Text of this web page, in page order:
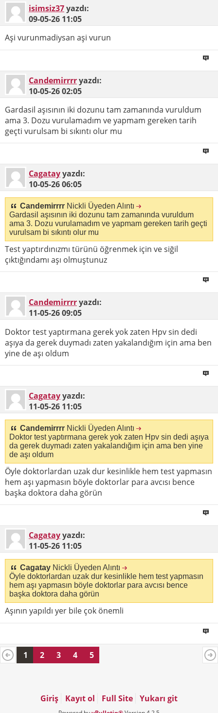
isimsiz37yazdı:
09-05-26 11:05
Aşi vurunmadiysan aşi vurun
Candemirrrryazdı:
10-05-2602:05
Gardasil aşısının iki dozunu tam zamanında vuruldum
ama 3. Dozu vurulamadım ve yapmam gereken tarih
geçti vurulsam bi sıkıntı olur mu
Cagatayyazdı:
10-05-2606:05
Candemirrrr Nickli Üyeden Alıntı
Gardasil aşısının iki dozunu tam zamanında vuruldum
ama 3. Dozu vurulamadım ve yapmam gereken tarih geçti
vurulsam bi sıkıntı olur mu
Test yaptırdınızmı türünü öğrenmek için ve siğil
çıktığındamı aşı olmuştunuz
Candemirrrryazdı:
11-05-2609:05
Doktor test yaptırmana gerek yok zaten Hpv sin dedi
aşıya da gerek duymadı zaten yakalandığım için ama ben
yine de aşı oldum
Cagatayyazdı:
11-05-26 11:05
Candemirrrr Nickli Üyeden Alıntı
Doktor test yaptırmana gerek yok zaten Hpv sin dedi aşıya
da gerek duymadı zaten yakalandığım için ama ben yine
de aşı oldum
Öyle doktorlardan uzak dur kesinlikle hem test yapmasın
hem aşı yapmasın böyle doktorlar para avcısı bence
başka doktora daha görün
Cagatayyazdı:
11-05-26 11:05
Cagatay Nickli Üyeden Alıntı
Öyle doktorlardan uzak dur kesinlikle hem test yapmasın
hem aşı yapmasın böyle doktorlar para avcısı bence
başka doktora daha görün
Aşının yapıldı yer bile çok önemli
1 2 3 4 5
Giriş Kayıt ol Full Site Yukarı git